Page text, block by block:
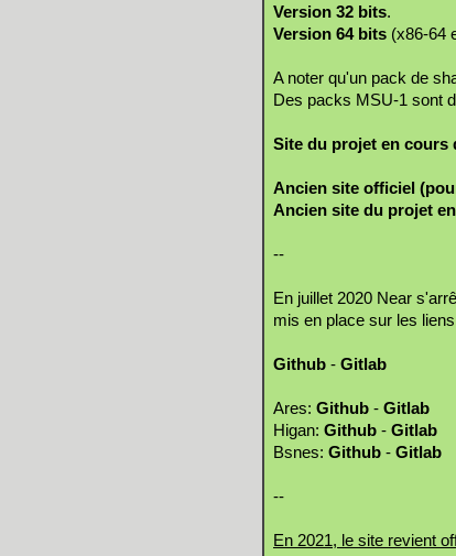
Version 32 bits.
Version 64 bits (x86-64
A noter qu'un pack de
Des packs MSU-1 sont
Site du projet en cours
Ancien site officiel
Ancien site du projet
--
En juillet 2020 Near
mis en place sur les
Github - Gitlab
Ares: Github - Gitlab
Higan: Github - Gitlab
Bsnes: Github - Gitlab
--
En 2021, le site revient